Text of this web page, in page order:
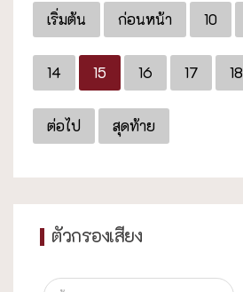
เริ่มต้น ก่อนหน้า 10
14 15 16 17 18
ต่อไป สุดท้าย
ตัวกรองเสียง